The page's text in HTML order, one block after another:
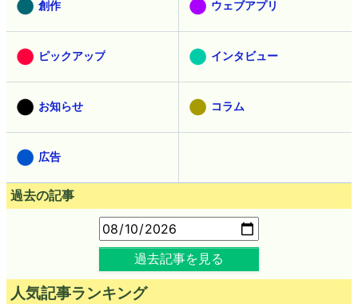
創作 ウェブアプリ
ピックアップ インタビュー
お知らせ コラム
広告
過去の記事
過去記事を見る
人気記事ランキング